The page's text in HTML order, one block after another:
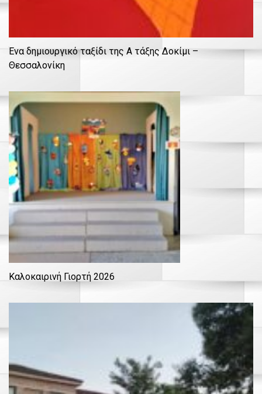
Ένα δημιουργικό ταξίδι της Α τάξης Δοκίμι –
Θεσσαλονίκη
Καλοκαιρινή Γιορτή 2026